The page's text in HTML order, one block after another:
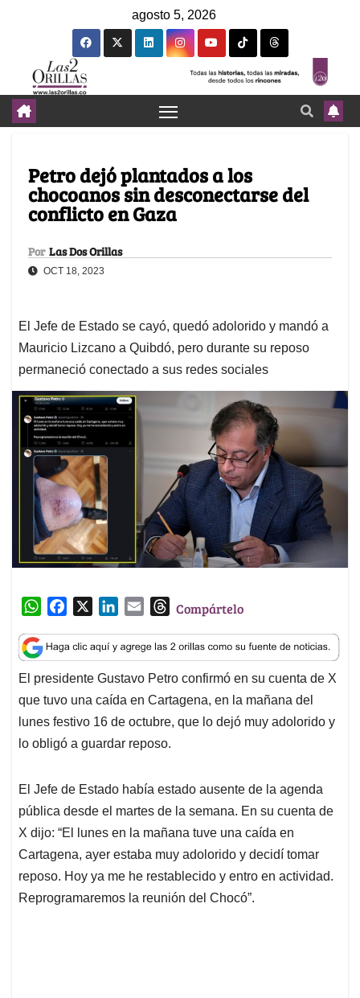
agosto 5, 2026
Petro dejó plantados a los
chocoanos sin desconectarse del
conflicto en Gaza
Por Las Dos Orillas
OCT 18, 2023
El Jefe de Estado se cayó, quedó adolorido y mandó a
Mauricio Lizcano a Quibdó, pero durante su reposo
permaneció conectado a sus redes sociales
W
a
t
s
A
p
p
c
e
b
o
o
k
n
k
e
d
I
n
a
i
l
T
r
e
a
d
s
Compártelo
El presidente Gustavo Petro confirmó en su cuenta de X
que tuvo una caída en Cartagena, en la mañana del
lunes festivo 16 de octubre, que lo dejó muy adolorido y
lo obligó a guardar reposo.
El Jefe de Estado había estado ausente de la agenda
pública desde el martes de la semana. En su cuenta de
X dijo: “El lunes en la mañana tuve una caída en
Cartagena, ayer estaba muy adolorido y decidí tomar
reposo. Hoy ya me he restablecido y entro en actividad.
Reprogramaremos la reunión del Chocó”.